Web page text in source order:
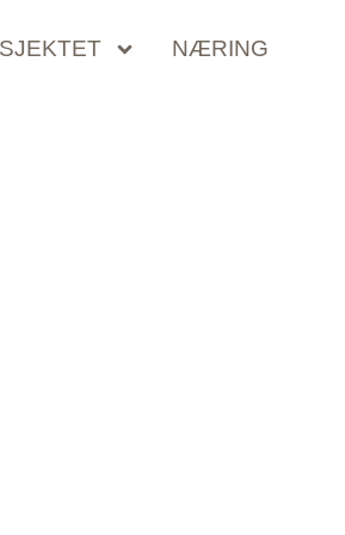
NÆRING